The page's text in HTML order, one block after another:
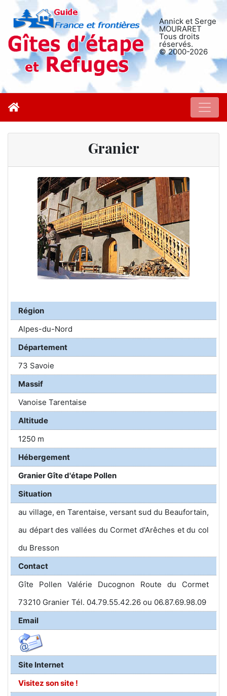
Annick et Serge
MOURARET
Tous droits
réservés.
© 2000-2026
Granier
Région
Alpes-du-Nord
Département
73 Savoie
Massif
Vanoise Tarentaise
Altitude
1250 m
Hébergement
Granier Gîte d'étape Pollen
Situation
au village, en Tarentaise, versant sud du Beaufortain,
au départ des vallées du Cormet d'Arêches et du col
du Bresson
Contact
Gîte Pollen Valérie Ducognon Route du Cormet
73210 Granier Tél. 04.79.55.42.26 ou 06.87.69.98.09
Email
Site Internet
Visitez son site !